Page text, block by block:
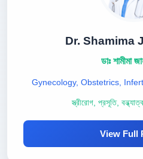
Dr. Shamima
ডাঃ শামীমা
Gynecology, Obstetrics,
স্ত্রীরোগ, প্রসূতি,
View Full